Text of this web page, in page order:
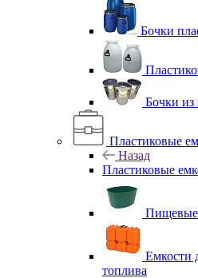
Бочки
Бочки
Пластиковые
Назад
Пластиковые
Емкости
топлива